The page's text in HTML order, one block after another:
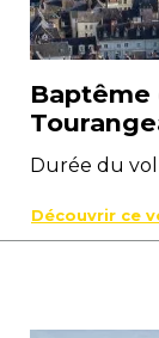
Baptême
Durée du vol
Découvrir ce